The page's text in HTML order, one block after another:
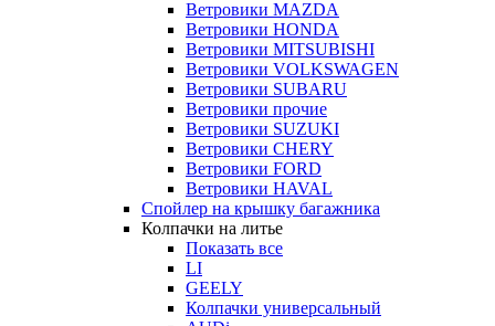
Ветровики MAZDA
Ветровики HONDA
Ветровики MITSUBISHI
Ветровики VOLKSWAGEN
Ветровики SUBARU
Ветровики прочие
Ветровики SUZUKI
Ветровики CHERY
Ветровики FORD
Ветровики HAVAL
Спойлер на крышку багажника
Колпачки на литье
Показать все
LI
GEELY
Колпачки универсальный